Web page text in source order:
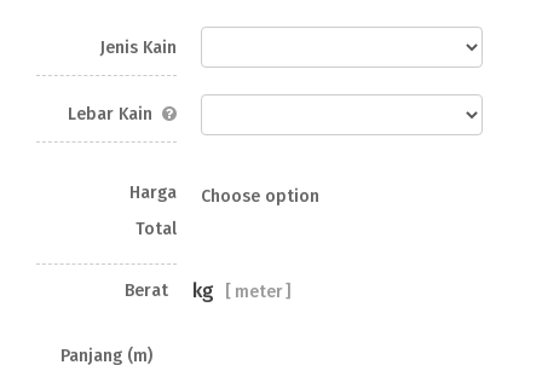
Jenis Kain
Lebar Kain
Harga
Total
Choose option
Berat kg [ meter ]
Panjang (m)